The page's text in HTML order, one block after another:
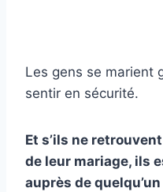
Les gens se marient
sentir en sécurité.
Et s’ils ne
de leur mariage, ils
auprès de